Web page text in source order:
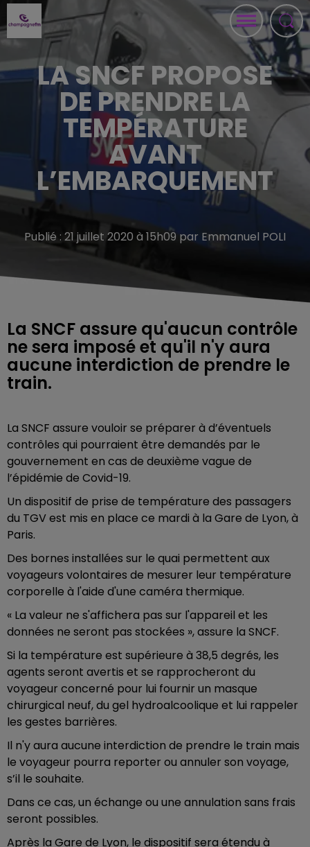
LA SNCF PROPOSE
DE PRENDRE LA
TEMPÉRATURE
AVANT
L’EMBARQUEMENT
Publié : 21 juillet 2020 à 15h09 par Emmanuel POLI
La SNCF assure qu'aucun contrôle
ne sera imposé et qu'il n'y aura
aucune interdiction de prendre le
train.
La SNCF assure vouloir se préparer à d’éventuels
contrôles qui pourraient être demandés par le
gouvernement en cas de deuxième vague de
l’épidémie de Covid-19.
Un dispositif de prise de température des passagers
du TGV est mis en place ce mardi à la Gare de Lyon, à
Paris.
Des bornes installées sur le quai permettent aux
voyageurs volontaires de mesurer leur température
corporelle à l'aide d'une caméra thermique.
« La valeur ne s'affichera pas sur l'appareil et les
données ne seront pas stockées », assure la SNCF.
Si la température est supérieure à 38,5 degrés, les
agents seront avertis et se rapprocheront du
voyageur concerné pour lui fournir un masque
chirurgical neuf, du gel hydroalcoolique et lui rappeler
les gestes barrières.
Il n'y aura aucune interdiction de prendre le train mais
le voyageur pourra reporter ou annuler son voyage,
s’il le souhaite.
Dans ce cas, un échange ou une annulation sans frais
seront possibles.
Après la Gare de Lyon, le dispositif sera étendu à